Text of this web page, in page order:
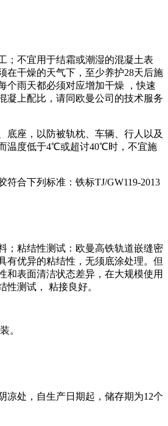
；不宜用于结霜或潮湿的混凝土表
在干燥的天气下，至少养护28天后施
个雨天都必须对应增加干燥 ，快速
凝上配比，请同欧曼公司的技术服务
底座，以防被轨枕、车辆、行人以及
温度低于4℃或超讨40℃时，不宜施
符合下列标准：铁标TJ/GW119-2013
；粘结性测试：欧曼高铁轨道嵌缝密
有优异的粘结性，无须底涂处理。但
和表面清洁状态差异，在大规模使用
性测试， 粘接良好。
。
凉处，自生产日期起，储存期为12个